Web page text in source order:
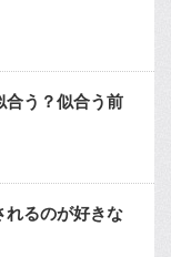
合う？似合う前
れるのが好きな